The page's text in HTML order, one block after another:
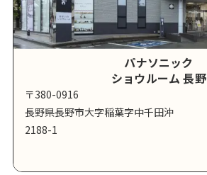
パナソニック
ショウルーム 長野
〒380-0916
長野県長野市大字稲葉字中千田沖
2188-1